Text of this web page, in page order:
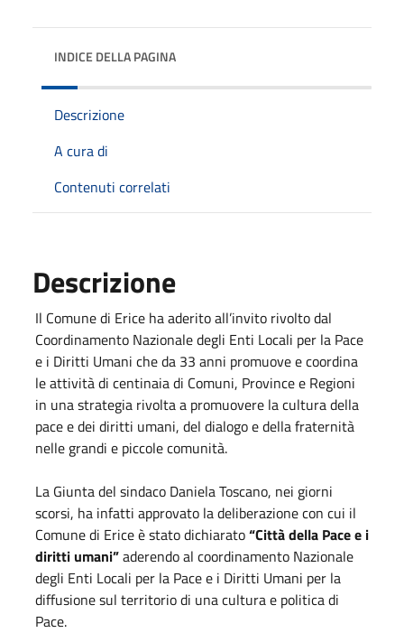
INDICE DELLA PAGINA
Descrizione
A cura di
Contenuti correlati
Descrizione
Il Comune di Erice ha aderito all’invito rivolto dal
Coordinamento Nazionale degli Enti Locali per la Pace
e i Diritti Umani che da 33 anni promuove e coordina
le attività di centinaia di Comuni, Province e Regioni
in una strategia rivolta a promuovere la cultura della
pace e dei diritti umani, del dialogo e della fraternità
nelle grandi e piccole comunità.
La Giunta del sindaco Daniela Toscano, nei giorni
scorsi, ha infatti approvato la deliberazione con cui il
Comune di Erice è stato dichiarato“Città della Pace e i
diritti umani”aderendo al coordinamento Nazionale
degli Enti Locali per la Pace e i Diritti Umani per la
diffusione sul territorio di una cultura e politica di
Pace.